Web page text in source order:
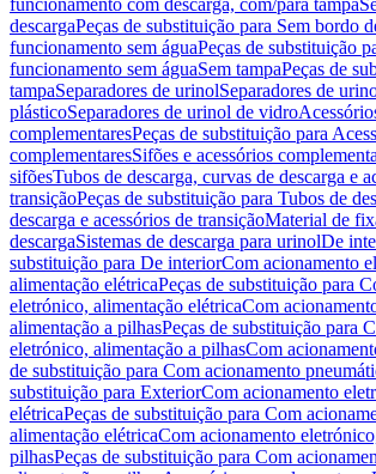
funcionamento com descarga, com/para tampa
descargaPeças de substituição para Sem bordo
funcionamento sem águaPeças de substituição
funcionamento sem águaSem tampaPeças de
tampaSeparadores de urinolSeparadores de
plásticoSeparadores de urinol de vidro
complementaresPeças de substituição para
complementaresSifões e acessórios
sifõesTubos de descarga, curvas de descarga e
transiçãoPeças de substituição para Tubos de
descarga e acessórios de transiçãoMaterial de
descargaSistemas de descarga para urinolDe
substituição para De interiorCom acionamento
alimentação elétricaPeças de substituição para
eletrónico, alimentação elétricaCom
alimentação a pilhasPeças de substituição para
eletrónico, alimentação a pilhasCom
de substituição para Com acionamento
substituição para ExteriorCom acionamento
elétricaPeças de substituição para Com
alimentação elétricaCom acionamento
pilhasPeças de substituição para Com